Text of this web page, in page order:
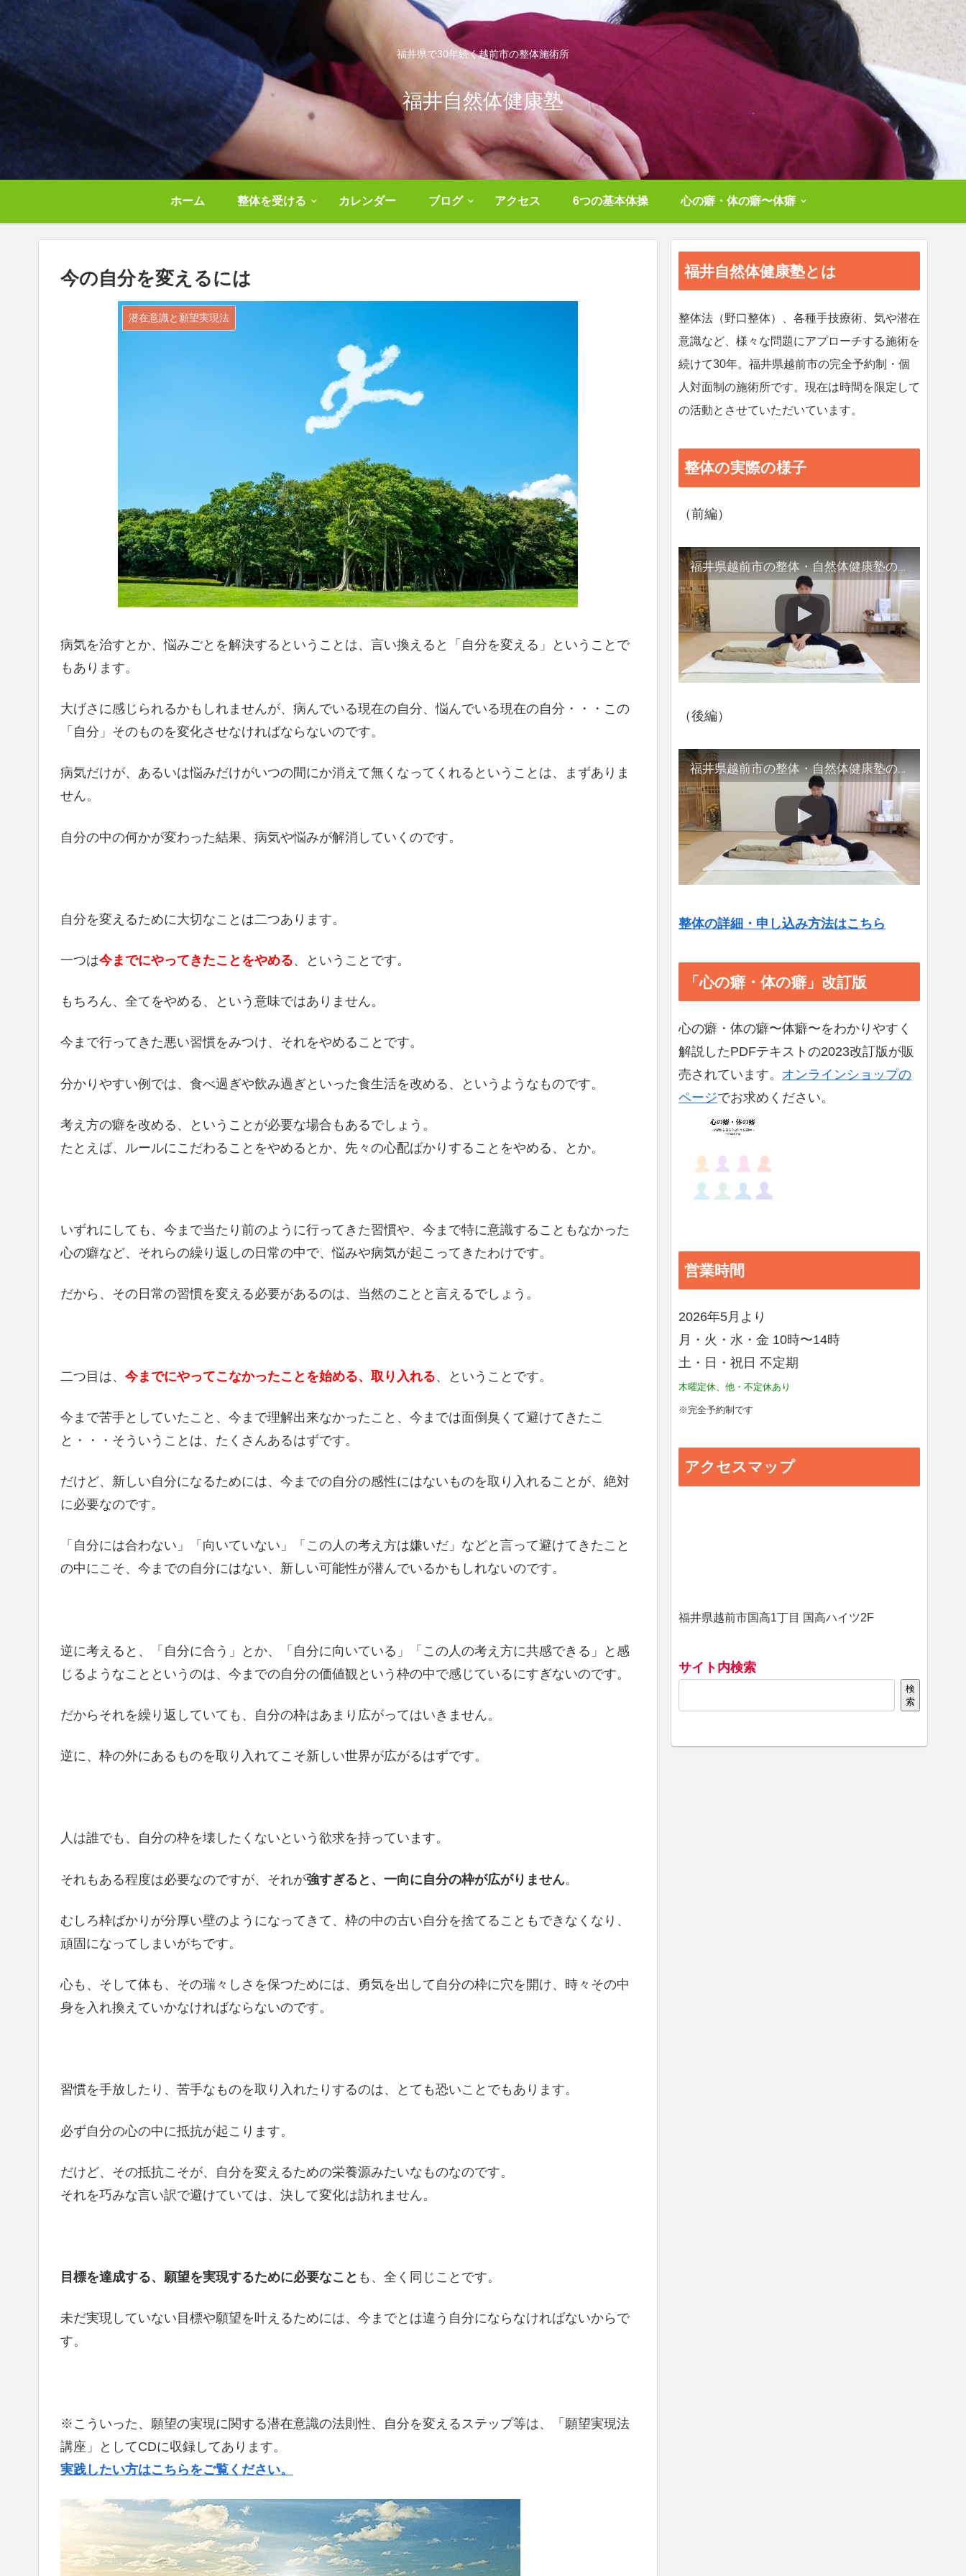
福井県で30年続く越前市の整体施術所
福井自然体健康塾
ホーム 整体を受ける カレンダー ブログ アクセス 6つの基本体操 心の癖・体の癖〜体癖
今の自分を変えるには
潜在意識と願望実現法
病気を治すとか、悩みごとを解決するということは、言い換えると「自分を変える」ということで
もあります。
大げさに感じられるかもしれませんが、病んでいる現在の自分、悩んでいる現在の自分・・・この
「自分」そのものを変化させなければならないのです。
病気だけが、あるいは悩みだけがいつの間にか消えて無くなってくれるということは、まずありま
せん。
自分の中の何かが変わった結果、病気や悩みが解消していくのです。
自分を変えるために大切なことは二つあります。
一つは今までにやってきたことをやめる、ということです。
もちろん、全てをやめる、という意味ではありません。
今まで行ってきた悪い習慣をみつけ、それをやめることです。
分かりやすい例では、食べ過ぎや飲み過ぎといった食生活を改める、というようなものです。
考え方の癖を改める、ということが必要な場合もあるでしょう。
たとえば、ルールにこだわることをやめるとか、先々の心配ばかりすることをやめる、とか。
いずれにしても、今まで当たり前のように行ってきた習慣や、今まで特に意識することもなかった
心の癖など、それらの繰り返しの日常の中で、悩みや病気が起こってきたわけです。
だから、その日常の習慣を変える必要があるのは、当然のことと言えるでしょう。
二つ目は、 今までにやってこなかったことを始める、取り入れる、ということです。
今まで苦手としていたこと、今まで理解出来なかったこと、今までは面倒臭くて避けてきたこ
と・・・そういうことは、たくさんあるはずです。
だけど、新しい自分になるためには、今までの自分の感性にはないものを取り入れることが、絶対
に必要なのです。
「自分には合わない」「向いていない」「この人の考え方は嫌いだ」などと言って避けてきたこと
の中にこそ、今までの自分にはない、新しい可能性が潜んでいるかもしれないのです。
逆に考えると、「自分に合う」とか、「自分に向いている」「この人の考え方に共感できる」と感
じるようなことというのは、今までの自分の価値観という枠の中で感じているにすぎないのです。
だからそれを繰り返していても、自分の枠はあまり広がってはいきません。
逆に、枠の外にあるものを取り入れてこそ新しい世界が広がるはずです。
人は誰でも、自分の枠を壊したくないという欲求を持っています。
それもある程度は必要なのですが、それが強すぎると、一向に自分の枠が広がりません。
むしろ枠ばかりが分厚い壁のようになってきて、枠の中の古い自分を捨てることもできなくなり、
頑固になってしまいがちです。
心も、そして体も、その瑞々しさを保つためには、勇気を出して自分の枠に穴を開け、時々その中
身を入れ換えていかなければならないのです。
習慣を手放したり、苦手なものを取り入れたりするのは、とても恐いことでもあります。
必ず自分の心の中に抵抗が起こります。
だけど、その抵抗こそが、自分を変えるための栄養源みたいなものなのです。
それを巧みな言い訳で避けていては、決して変化は訪れません。
目標を達成する、願望を実現するために必要なこと も、全く同じことです。
未だ実現していない目標や願望を叶えるためには、今までとは違う自分にならなければないからで
す。
※こういった、願望の実現に関する潜在意識の法則性、自分を変えるステップ等は、「願望実現法
講座」としてCDに収録してあります。
実践したい方はこちらをご覧ください。
福井自然体健康塾とは
整体法（野口整体）、各種手技療術、気や潜在
意識など、様々な問題にアプローチする施術を
続けて30年。福井県越前市の完全予約制・個
人対面制の施術所です。現在は時間を限定して
の活動とさせていただいています。
整体の実際の様子
（前編）
福井県越前市の整体・自然体健康塾の整体の様子（1）背骨の観察／骨盤他
（後編）
福井県越前市の整体・自然体健康塾の整体の様子（2）腹部や首など
整体の詳細・申し込み方法はこちら
「心の癖・体の癖」改訂版
心の癖・体の癖〜体癖〜をわかりやすく
解説したPDFテキストの2023改訂版が販
売されています。 オンラインショップの
ページでお求めください。
営業時間
2026年5月より
月・火・水・金 10時〜14時
土・日・祝日 不定期
木曜定休、他・不定休あり
※完全予約制です
アクセスマップ
福井県越前市国高1丁目 国高ハイツ2F
サイト内検索
検
索